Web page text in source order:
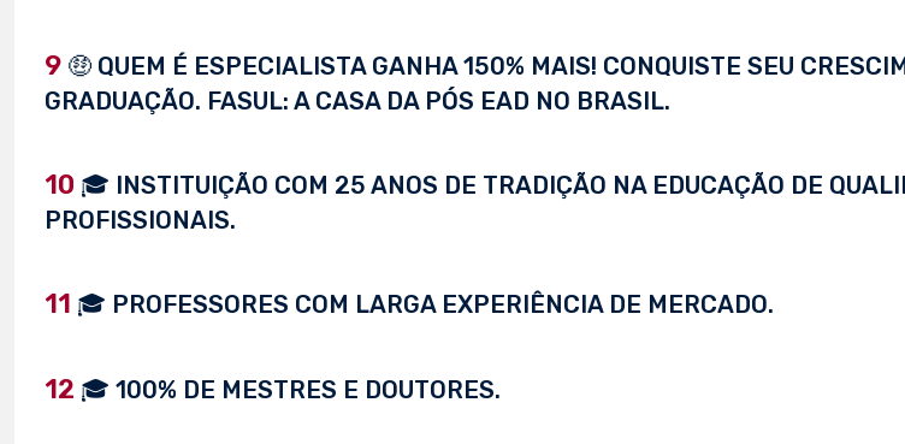
9 🤑 QUEM É ESPECIALISTA GANHA 150% MAIS! CONQUISTE SEU
GRADUAÇÃO. FASUL: A CASA DA PÓS EAD NO BRASIL.
10 🎓 INSTITUIÇÃO COM 25 ANOS DE TRADIÇÃO NA EDUCAÇÃO DE
PROFISSIONAIS.
11 🎓 PROFESSORES COM LARGA EXPERIÊNCIA DE MERCADO.
12 🎓 100% DE MESTRES E DOUTORES.